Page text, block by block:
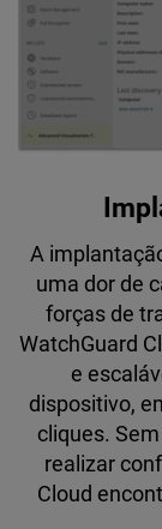
A
uma dor de
forças de
WatchGuard
e
dispositivo,
cliques.
realizar
Cloud